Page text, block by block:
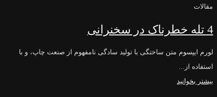
مقالات
4 تله خطرناک در سخنرانی
لورم ایپسوم متن ساختگی با تولید سادگی نامفهوم از صنعت چاپ، و با
استفاده از...
بیشتر بخوانید